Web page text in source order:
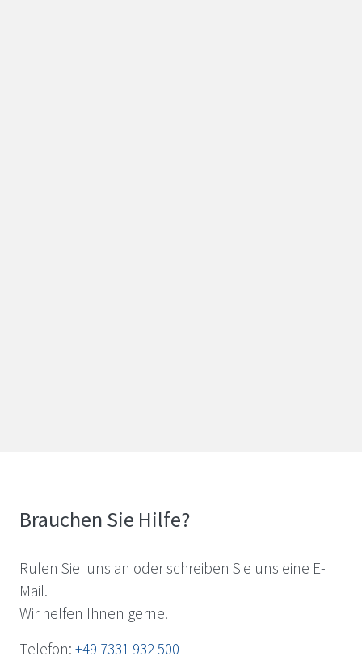
Brauchen Sie Hilfe?
Rufen Sie uns an oder schreiben Sie uns eine E-
Mail.
Wir helfen Ihnen gerne.
Telefon: +49 7331 932 500